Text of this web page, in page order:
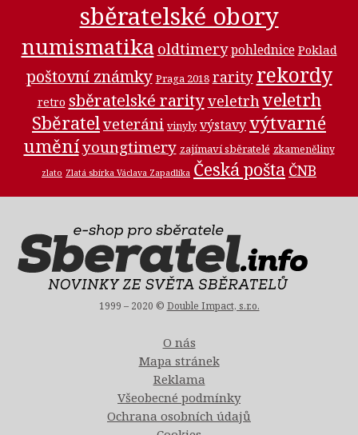
sběratelské obory
numismatika oldtimery pohlednice Poklad
poštovní známky Praga 2018 rarity rekordy
retro sběratelské rarityveletrhveletrh
Sběratelveteráni vinyly výstavyvýtvarné
uměníyoungtimery zajímaví sběratelé zkameněliny
zlato Zlatá sbírka Václava Zapadlíka Česká pošta ČNB
1999 – 2020 © Double Impact, s.r.o.
O nás
Mapa stránek
Reklama
Všeobecné podmínky
Ochrana osobních údajů